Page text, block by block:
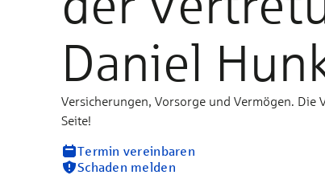
Daniel
Versicherungen, Vorsorge und Vermögen. Die
Seite!
Termin vereinbaren
Schaden melden